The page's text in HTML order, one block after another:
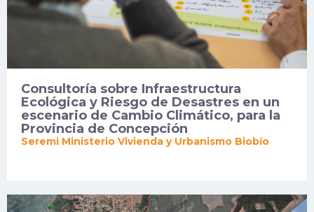
Consultoría sobre Infraestructura
Ecológica y Riesgo de Desastres en un
escenario de Cambio Climático, para la
Provincia de Concepción
Seremi Ministerio Vivienda y Urbanismo Biobío